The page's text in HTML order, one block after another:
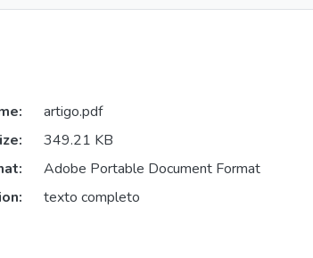
artigo.pdf
349.21 KB
Adobe Portable Document Format
texto completo